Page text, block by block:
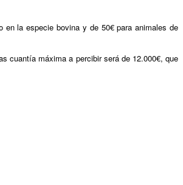
la especie bovina y de 50€ para animales de
cuantía máxima a percibir será de 12.000€, que